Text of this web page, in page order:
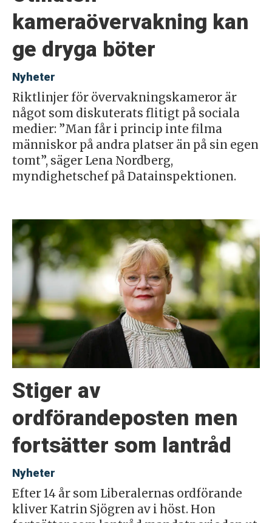
kameraövervakning kan
ge dryga böter
Nyheter
Riktlinjer för övervakningskameror är
något som diskuterats flitigt på sociala
medier: ”Man får i princip inte filma
människor på andra platser än på sin egen
tomt”, säger Lena Nordberg,
myndighetschef på Datainspektionen.
Stiger av
ordförandeposten men
fortsätter som lantråd
Nyheter
Efter 14 år som Liberalernas ordförande
kliver Katrin Sjögren av i höst. Hon